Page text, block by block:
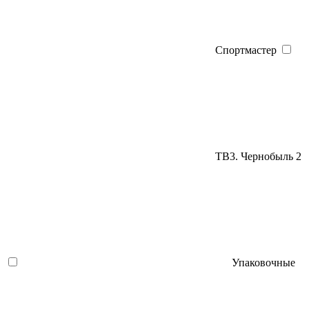
Спортмастер
ТВ3. Чернобыль 2
Упаковочные